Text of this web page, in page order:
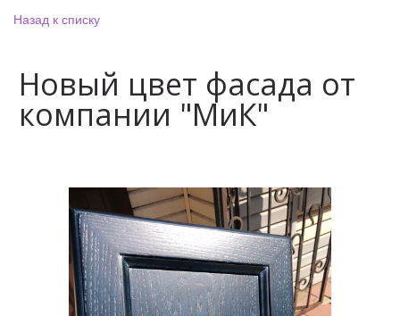
Назад к списку
Новый цвет фасада от
компании "МиК"